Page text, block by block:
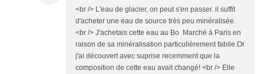
<br /> L'eau de glacier, on peut s'en passer. il suffit
d'acheter une eau de source très peu minéralisée.
<br /> J'achetais cette eau au Bo Marché à Paris en
raison de sa minéralisation particulièrement fabile.Or
j'ai découvert avec suprise recemment que la
composition de cette eau avait changé! <br /> Elle